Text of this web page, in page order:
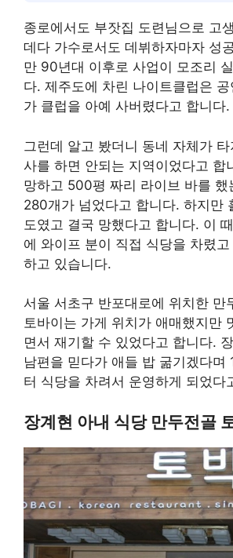
종로에서도 부잣집 도련님으로 고
데다 가수로서도 데뷔하자마자 성
만 90년대 이후로 사업이 모조리
다. 제주도에 차린 나이트클럽은
가 클럽을 아예 사버렸다고 합니다.
그런데 알고 봤더니 동네 자체가
사를 하면 안되는 지역이었다고 합
망하고 500평 짜리 라이브 바를 했
280개가 넘었다고 합니다. 하지만
도였고 결국 망했다고 합니다. 이
에 와이프 분이 직접 식당을 차렸
하고 있습니다.
서울 서초구 반포대로에 위치한 만
토바이는 가게 위치가 애매했지만
면서 재기할 수 있었다고 합니다.
남편을 믿다가 애들 밥 굶기겠다며
터 식당을 차려서 운영하게 되었다
장계현 아내 식당 만두전골